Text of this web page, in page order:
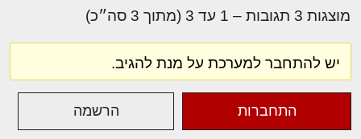
מוצגות 3 תגובות – 1 עד 3 (מתוך 3 סה״כ)
יש להתחבר למערכת על מנת להגיב.
התחברות הרשמה